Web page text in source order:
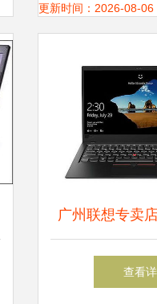
更新时间：2026-08-
广州联想专卖
质商家，电脑外
查看